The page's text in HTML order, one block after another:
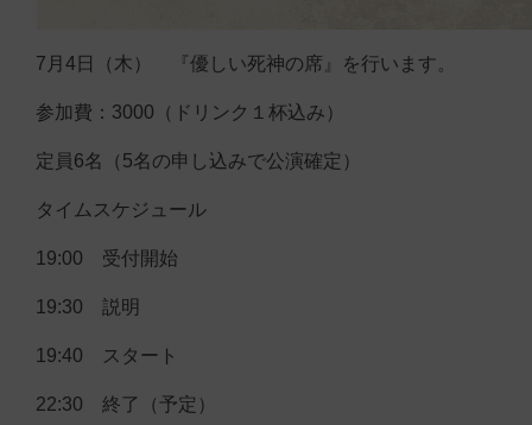
7月4日（木） 『優しい死神の席』を行います。
参加費：3000（ドリンク１杯込み）
定員6名（5名の申し込みで公演確定）
タイムスケジュール
19:00 受付開始
19:30 説明
19:40 スタート
22:30 終了（予定）